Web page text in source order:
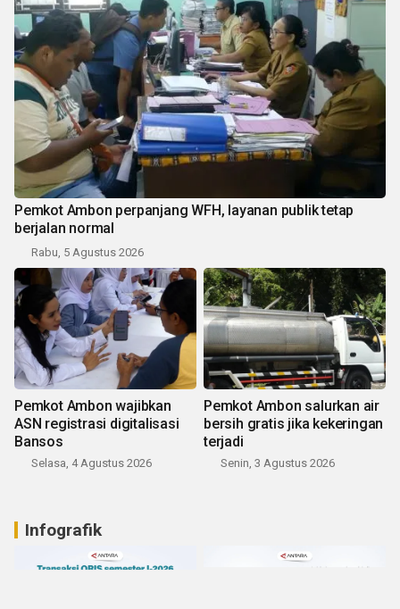
Pemkot Ambon perpanjang WFH, layanan publik tetap
berjalan normal
Rabu, 5 Agustus 2026
Pemkot Ambon wajibkan
ASN registrasi digitalisasi
Bansos
Selasa, 4 Agustus 2026
Pemkot Ambon salurkan air
bersih gratis jika kekeringan
terjadi
Senin, 3 Agustus 2026
Infografik